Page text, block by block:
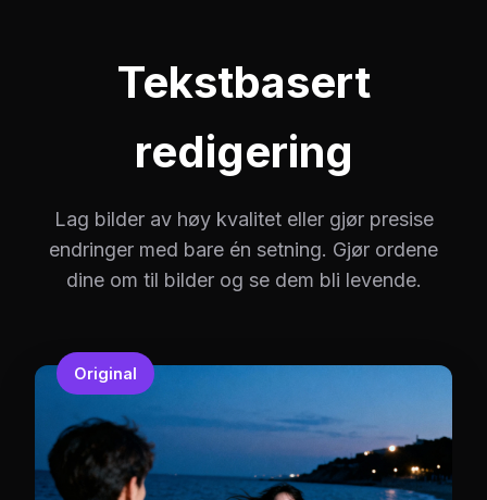
Tekstbasert
redigering
Lag bilder av høy kvalitet eller gjør presise
endringer med bare én setning. Gjør ordene
dine om til bilder og se dem bli levende.
Original